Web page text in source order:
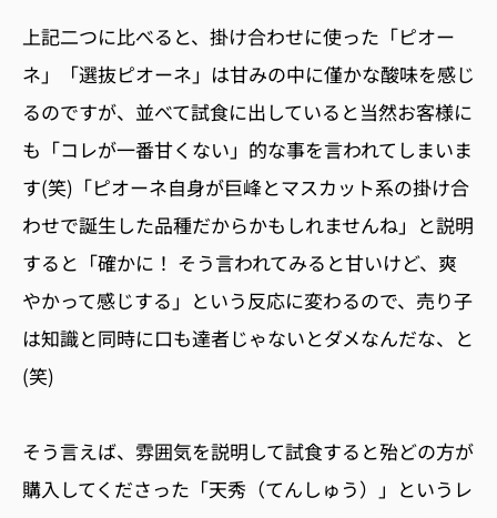
上記二つに比べると、掛け合わせに使った「ピオー
ネ」「選抜ピオーネ」は甘みの中に僅かな酸味を感じ
るのですが、並べて試食に出していると当然お客様に
も「コレが一番甘くない」的な事を言われてしまいま
す(笑)「ピオーネ自身が巨峰とマスカット系の掛け合
わせで誕生した品種だからかもしれませんね」と説明
すると「確かに！ そう言われてみると甘いけど、爽
やかって感じする」という反応に変わるので、売り子
は知識と同時に口も達者じゃないとダメなんだな、と
(笑)
そう言えば、雰囲気を説明して試食すると殆どの方が
購入してくださった「天秀（てんしゅう）」というレ